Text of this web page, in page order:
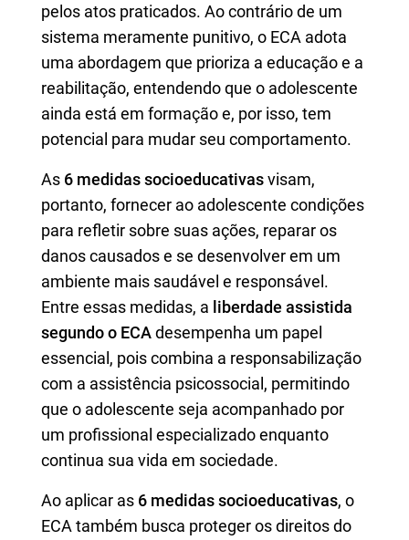
pelos atos praticados. Ao contrário de um
sistema meramente punitivo, o ECA adota
uma abordagem que prioriza a educação e a
reabilitação, entendendo que o adolescente
ainda está em formação e, por isso, tem
potencial para mudar seu comportamento.
As 6 medidas socioeducativasvisam,
portanto, fornecer ao adolescente condições
para refletir sobre suas ações, reparar os
danos causados e se desenvolver em um
ambiente mais saudável e responsável.
Entre essas medidas, a liberdade assistida
segundo o ECAdesempenha um papel
essencial, pois combina a responsabilização
com a assistência psicossocial, permitindo
que o adolescente seja acompanhado por
um profissional especializado enquanto
continua sua vida em sociedade.
Ao aplicar as 6 medidas socioeducativas, o
ECA também busca proteger os direitos do